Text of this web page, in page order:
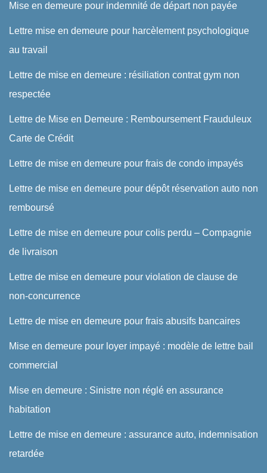
Mise en demeure pour indemnité de départ non payée
Lettre mise en demeure pour harcèlement psychologique
au travail
Lettre de mise en demeure : résiliation contrat gym non
respectée
Lettre de Mise en Demeure : Remboursement Frauduleux
Carte de Crédit
Lettre de mise en demeure pour frais de condo impayés
Lettre de mise en demeure pour dépôt réservation auto non
remboursé
Lettre de mise en demeure pour colis perdu – Compagnie
de livraison
Lettre de mise en demeure pour violation de clause de
non-concurrence
Lettre de mise en demeure pour frais abusifs bancaires
Mise en demeure pour loyer impayé : modèle de lettre bail
commercial
Mise en demeure : Sinistre non réglé en assurance
habitation
Lettre de mise en demeure : assurance auto, indemnisation
retardée